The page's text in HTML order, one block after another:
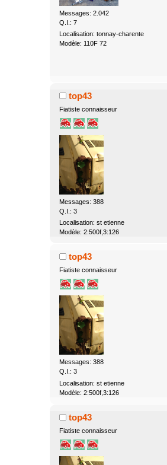
Messages: 2.042
Q.I.: 7
Localisation: tonnay-charente
Modèle: 110F 72
top43
Fiatiste connaisseur
Messages: 388
Q.I.: 3
Localisation: st etienne
Modèle: 2:500f,3:126
top43
Fiatiste connaisseur
Messages: 388
Q.I.: 3
Localisation: st etienne
Modèle: 2:500f,3:126
top43
Fiatiste connaisseur